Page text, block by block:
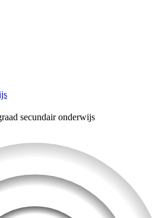
secundair onderwijs